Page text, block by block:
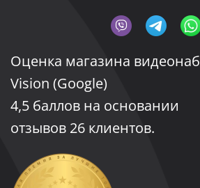
Oценка магазина
Vision (Google)
4,5 баллов на основании
отзывов 26 клиентов.